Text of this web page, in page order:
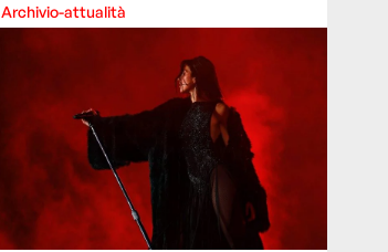
Archivio-attualità